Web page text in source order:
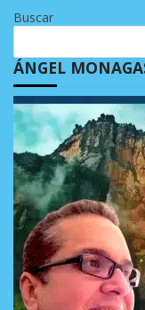
Buscar
ÁNGEL